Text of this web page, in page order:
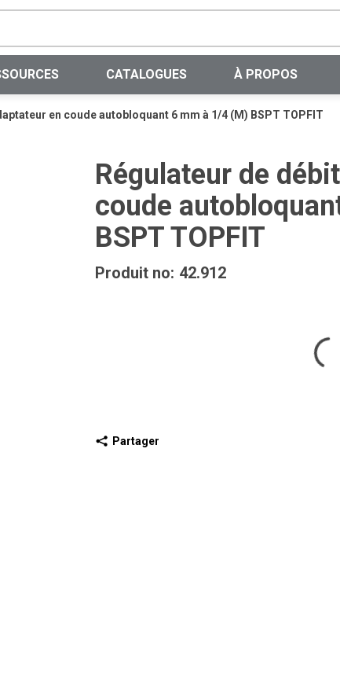
CATALOGUES À PROPOS
en coude autobloquant 6 mm à 1/4 (M) BSPT TOPFIT
Régulateur de
coude
BSPT TOPFIT
Produit no: 42.912
Partager